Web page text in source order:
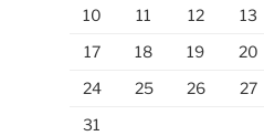
10
11 12 13
17
18 19 20
24
25 26 27
31